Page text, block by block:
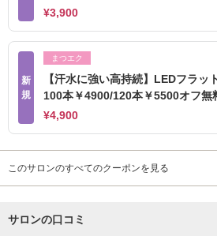
¥3,900
新
規
まつエク
【汗水に強い高持続】LEDフラッ
100本￥4900/120本￥5500オフ無
¥4,900
このサロンのすべてのクーポンを見る
サロンの口コミ